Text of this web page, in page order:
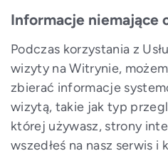
Informacje niemające
Podczas korzystania z
wizyty na Witrynie,
zbierać informacje
wizytą, takie jak typ
której używasz, strony
wszedłeś na nasz serwis i